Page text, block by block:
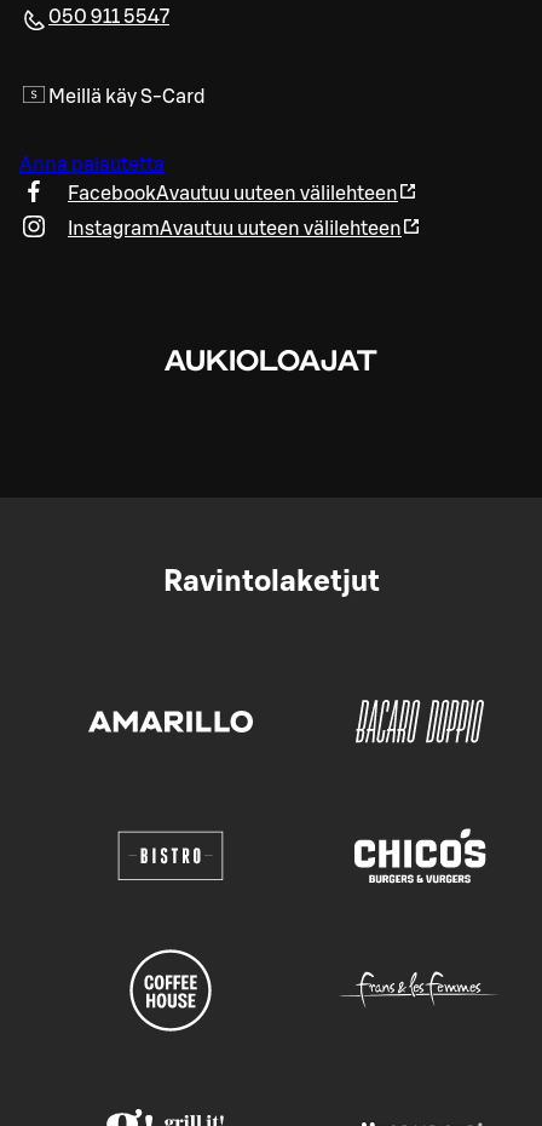
050 911 5547
Meillä käy S-Card
Anna palautetta
FacebookAvautuu uuteen välilehteen
InstagramAvautuu uuteen välilehteen
AUKIOLOAJAT
Ravintolaketjut